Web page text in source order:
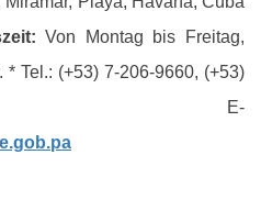
Von Montag bis Freitag,
Tel.: (+53) 7-206-9660, (+53)
* E-